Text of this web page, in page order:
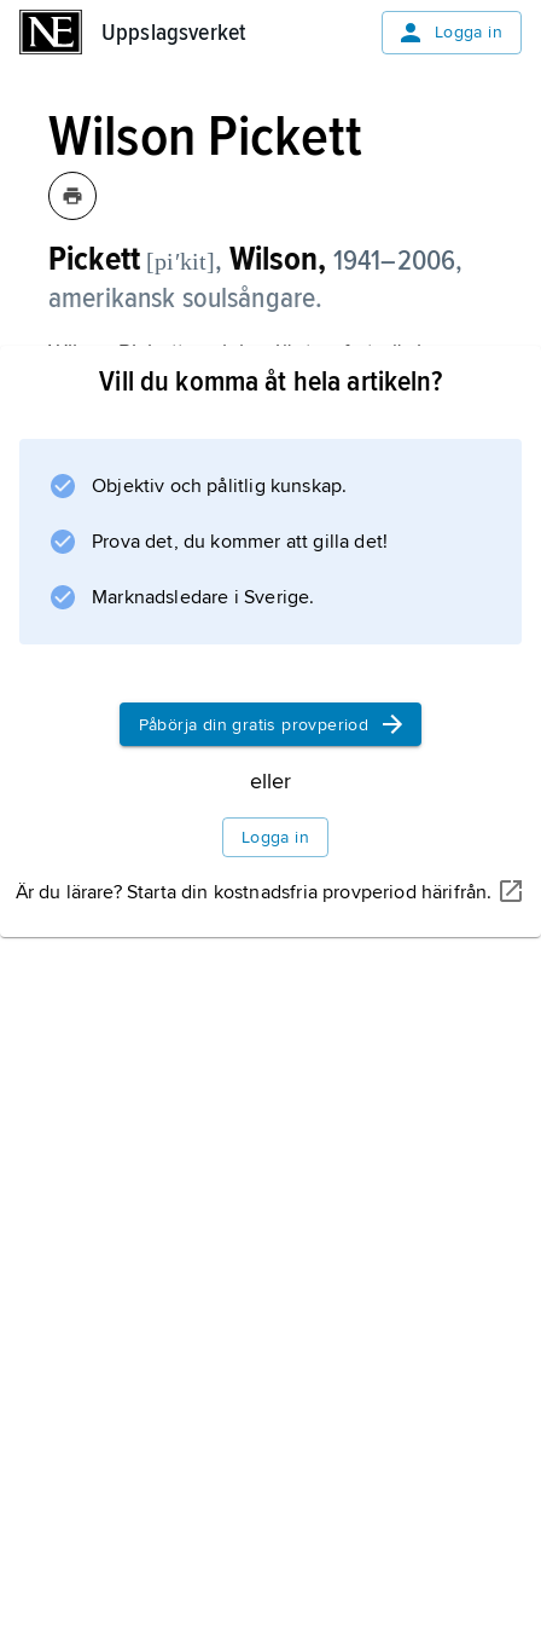
Uppslagsverket Logga in
Wilson Pickett
Pickett [piʹkit], Wilson, 1941–2006,
amerikansk soulsångare.
Wilson Picketts solokarriär tog fart när han
1964 kontrakterades av skivbolaget Atlantic,
glöd i stämman och hitlåtar som ”In the
1 000 Dances” och ”Mustang Sally” (samtliga
1966) blev han
Information om artikeln
Vill du komma åt hela artikeln?
Objektiv och pålitlig kunskap.
Prova det, du kommer att gilla det!
Marknadsledare i Sverige.
Påbörja din gratis provperiod
eller
Logga in
Är du lärare? Starta din kostnadsfria provperiod härifrån.